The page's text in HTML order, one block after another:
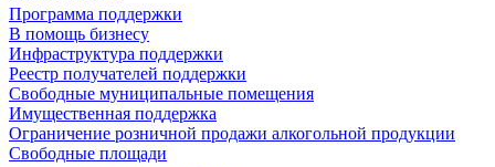
Программа поддержки
В помощь бизнесу
Инфраструктура поддержки
Реестр получателей поддержки
Свободные муниципальные помещения
Имущественная поддержка
Ограничение розничной продажи алкогольной продукции
Свободные площади